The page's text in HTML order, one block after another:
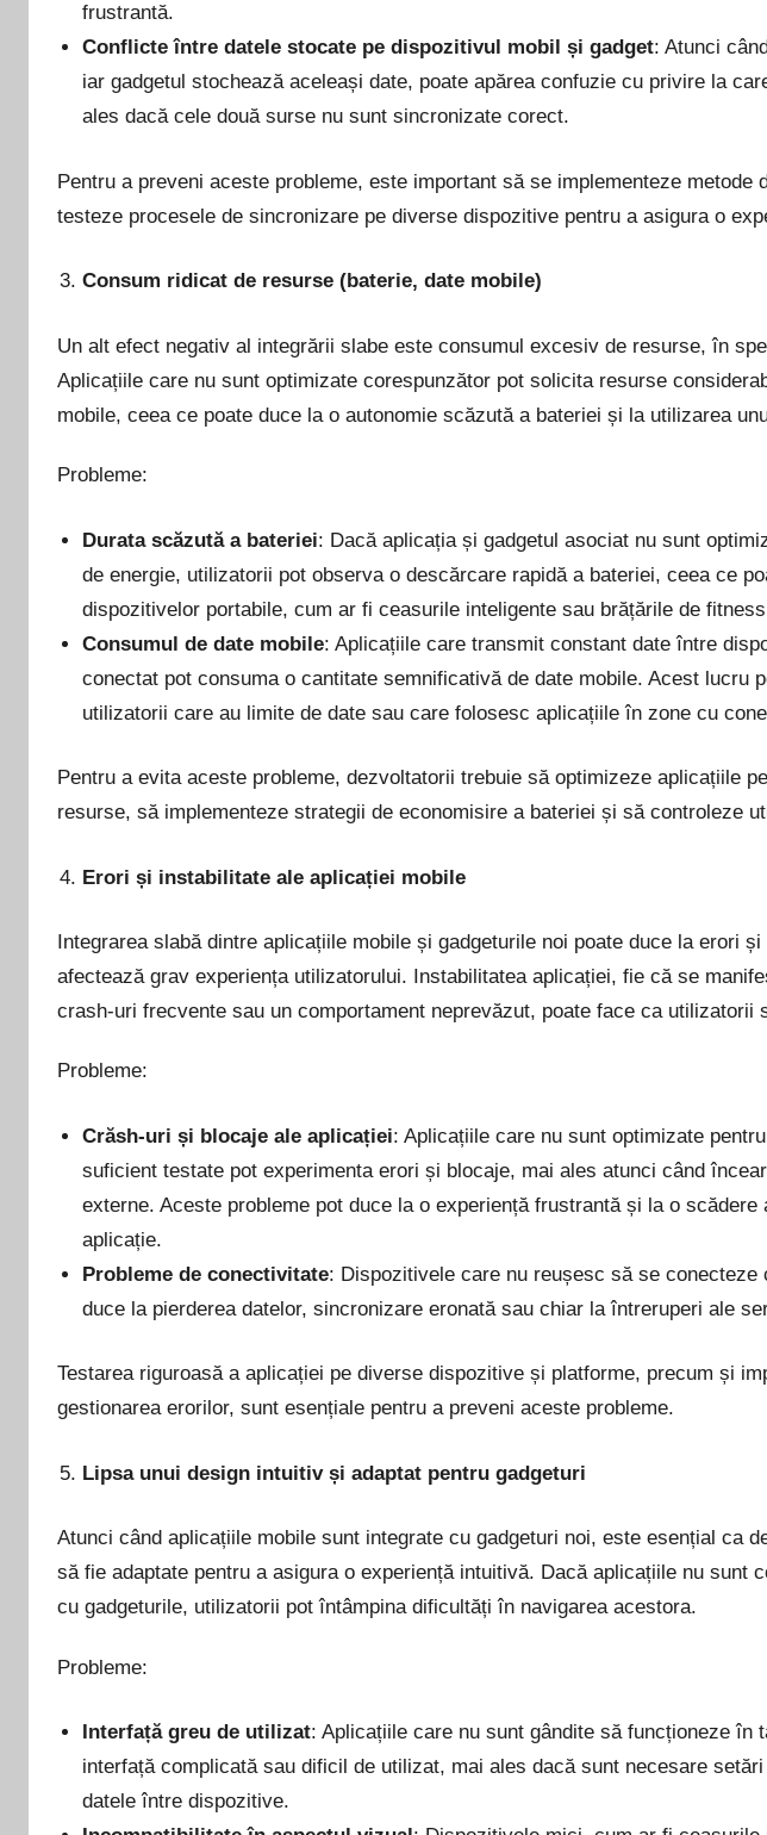
frustrantă.
Conflicte între datele stocate pe dispozitivul mobil și gadget: Atunci
iar gadgetul stochează aceleași date, poate apărea confuzie cu privire la
ales dacă cele două surse nu sunt sincronizate corect.
Pentru a preveni aceste probleme, este important să se implementeze
testeze procesele de sincronizare pe diverse dispozitive pentru a asigura o
Consum ridicat de resurse (baterie, date mobile)
Un alt efect negativ al integrării slabe este consumul excesiv de resurse, în
Aplicațiile care nu sunt optimizate corespunzător pot solicita resurse
mobile, ceea ce poate duce la o autonomie scăzută a bateriei și la utilizarea
Probleme:
Durata scăzută a bateriei: Dacă aplicația și gadgetul asociat nu sunt
de energie, utilizatorii pot observa o descărcare rapidă a bateriei, ceea ce
dispozitivelor portabile, cum ar fi ceasurile inteligente sau brățările de
Consumul de date mobile: Aplicațiile care transmit constant date între
conectat pot consuma o cantitate semnificativă de date mobile. Acest lucru
utilizatorii care au limite de date sau care folosesc aplicațiile în zone cu
Pentru a evita aceste probleme, dezvoltatorii trebuie să optimizeze aplicațiile
resurse, să implementeze strategii de economisire a bateriei și să controleze
Erori și instabilitate ale aplicației mobile
Integrarea slabă dintre aplicațiile mobile și gadgeturile noi poate duce la erori
afectează grav experiența utilizatorului. Instabilitatea aplicației, fie că se
crash-uri frecvente sau un comportament neprevăzut, poate face ca utilizatorii
Probleme:
Crăsh-uri și blocaje ale aplicației: Aplicațiile care nu sunt optimizate
suficient testate pot experimenta erori și blocaje, mai ales atunci când
externe. Aceste probleme pot duce la o experiență frustrantă și la o
aplicație.
Probleme de conectivitate: Dispozitivele care nu reușesc să se
duce la pierderea datelor, sincronizare eronată sau chiar la întreruperi ale
Testarea riguroasă a aplicației pe diverse dispozitive și platforme, precum și
gestionarea erorilor, sunt esențiale pentru a preveni aceste probleme.
Lipsa unui design intuitiv și adaptat pentru gadgeturi
Atunci când aplicațiile mobile sunt integrate cu gadgeturi noi, este esențial ca
să fie adaptate pentru a asigura o experiență intuitivă. Dacă aplicațiile nu sunt
cu gadgeturile, utilizatorii pot întâmpina dificultăți în navigarea acestora.
Probleme:
Interfață greu de utilizat: Aplicațiile care nu sunt gândite să funcționeze în
interfață complicată sau dificil de utilizat, mai ales dacă sunt necesare
datele între dispozitive.